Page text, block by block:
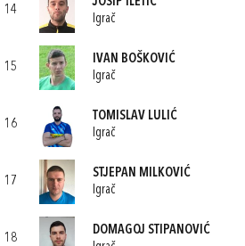
14
Igrač
15
IVAN BOŠKOVIĆ
Igrač
16
TOMISLAV LULIĆ
Igrač
17
STJEPAN MILKOVIĆ
Igrač
18
DOMAGOJ STIPANOVIĆ